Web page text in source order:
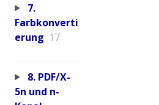
7.
Farbkonverti
erung 17
8. PDF/X-
5n und n-